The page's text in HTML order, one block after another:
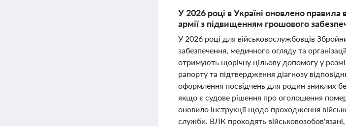
У 2026 році в Україні оновлено
армії з підвищенням грошового
У 2026 році для військовослужбовців
забезпечення, медичного огляду та
отримують щорічну цільову допомогу у
рапорту та підтвердження діагнозу
оформлення посвідчень для родин зниклих
якщо є судове рішення про оголошення
оновило інструкції щодо проходження
служби. ВЛК проходять